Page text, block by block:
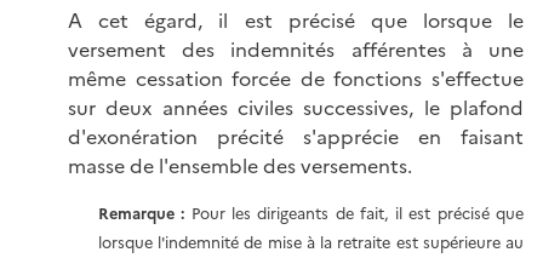
A cet égard, il est précisé que lorsque le
versement des indemnités afférentes à une
même cessation forcée de fonctions s'effectue
sur deux années civiles successives, le plafond
d'exonération précité s'apprécie en faisant
masse de l'ensemble des versements.
Remarque : Pour les dirigeants de fait, il est précisé que
lorsque l'indemnité de mise à la retraite est supérieure au